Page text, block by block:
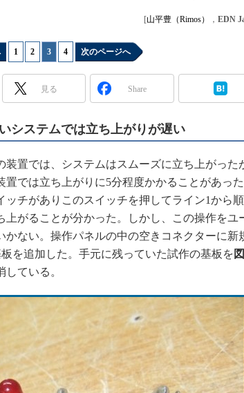
知識
設計」
はど
[山平豊（Rimos） ， EDN
1 2 3 4 次のページへ
見る Share
ステムでは立ち上がりが遅い
置では、システムはスムーズに立ち上がった
では立ち上がりに5分程度かかることがあった
チがありこのスイッチを押してライン1から
上がることが分かった。しかし、この操作をユ
ない。操作パネルの中の空きコネクターに新
板を追加した。手元に残っていた試作の基板を
ている。